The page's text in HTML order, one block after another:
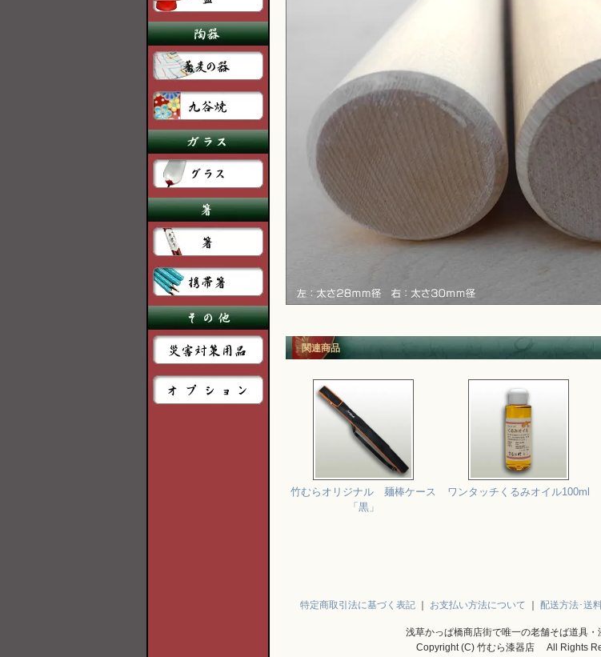
関連商品
竹むらオリジナル 麺棒ケース
「黒」
ワンタッチくるみオイル100ml
特定商取引法に基づく表記 お支払い方法について 配送方法･送
浅草かっぱ橋商店街で唯一の老舗そば道具・
Copyright (C) 竹むら漆器店 All Rights